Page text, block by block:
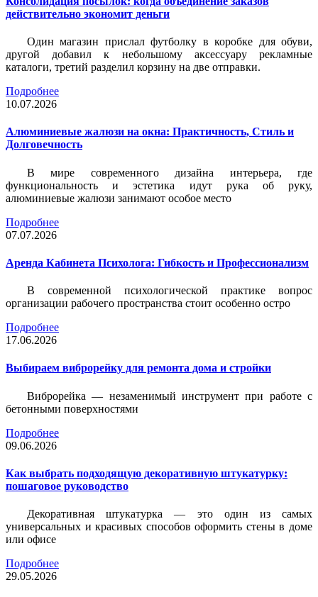
действительно экономит деньги
Один магазин прислал футболку в коробке для обуви,
другой добавил к небольшому аксессуару рекламные
каталоги, третий разделил корзину на две отправки.
Подробнее
10.07.2026
Алюминиевые жалюзи на окна: Практичность, Стиль и
Долговечность
В мире современного дизайна интерьера, где
функциональность и эстетика идут рука об руку,
алюминиевые жалюзи занимают особое место
Подробнее
07.07.2026
Аренда Кабинета Психолога: Гибкость и Профессионализм
В современной психологической практике вопрос
организации рабочего пространства стоит особенно остро
Подробнее
17.06.2026
Выбираем виброрейку для ремонта дома и стройки
Виброрейка — незаменимый инструмент при работе с
бетонными поверхностями
Подробнее
09.06.2026
Как выбрать подходящую декоративную штукатурку:
пошаговое руководство
Декоративная штукатурка — это один из самых
универсальных и красивых способов оформить стены в доме
или офисе
Подробнее
29.05.2026